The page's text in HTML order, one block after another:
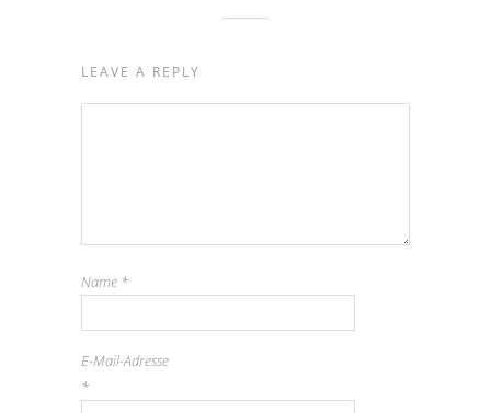
LEAVE A REPLY
Name *
E-Mail-Adresse
*